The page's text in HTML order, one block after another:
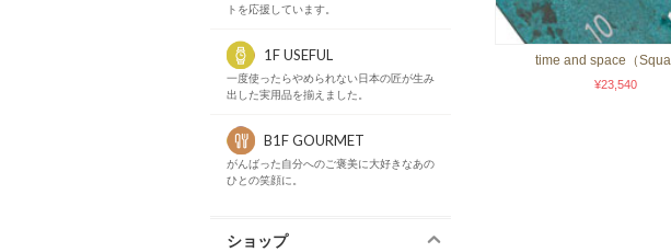
トを応援しています。
1F USEFUL
一度使ったらやめられない日本の匠が生み
出した実用品を揃えました。
B1F GOURMET
がんばった自分へのご褒美に大好きなあの
ひとの笑顔に。
ショップ
time and space（
¥23,540